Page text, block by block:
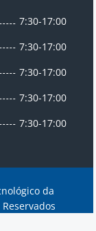
7:30-17:00
7:30-17:00
7:30-17:00
7:30-17:00
7:30-17:00
da